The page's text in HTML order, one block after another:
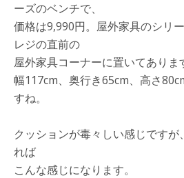
ーズのベンチで、
価格は9,990円。屋外家具のシリ
レジの直前の
屋外家具コーナーに置いてありま
幅117cm、奥行き65cm、高さ
すね。
クッションが毒々しい感じです
れば
こんな感じになります。